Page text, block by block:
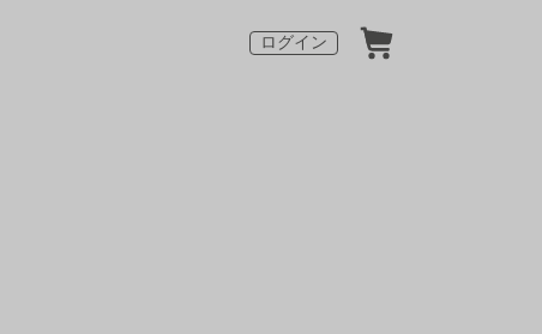
ログイン